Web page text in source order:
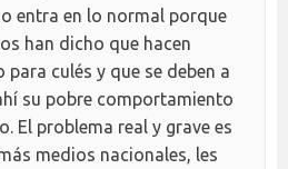
entra en lo normal porque
han dicho que hacen
para culés y que se deben a
su pobre comportamiento
El problema real y grave es
medios nacionales, les